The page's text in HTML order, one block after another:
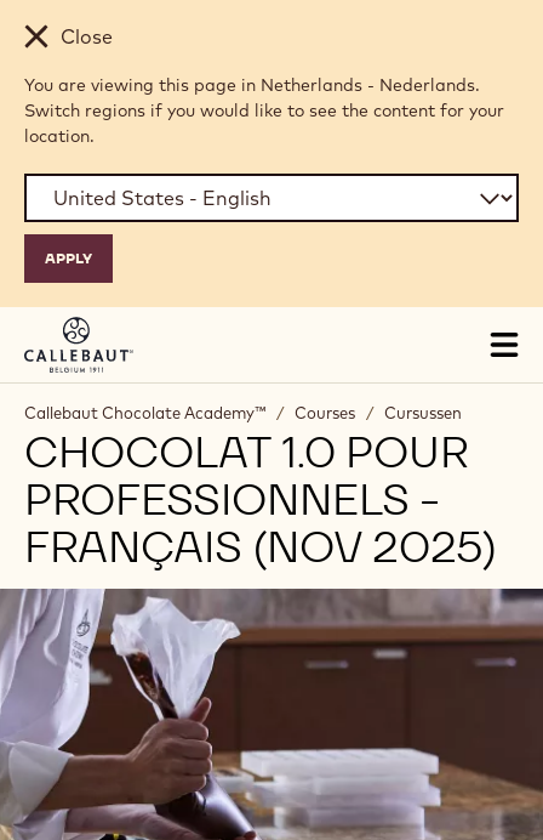
Skip to main content
Close
You are viewing this page in Netherlands - Nederlands.
Switch regions if you would like to see the content for your
location.
Callebaut Chocolate Academy™ / Courses / Cursussen
CHOCOLAT 1.0 POUR
PROFESSIONNELS -
FRANÇAIS (NOV 2025)